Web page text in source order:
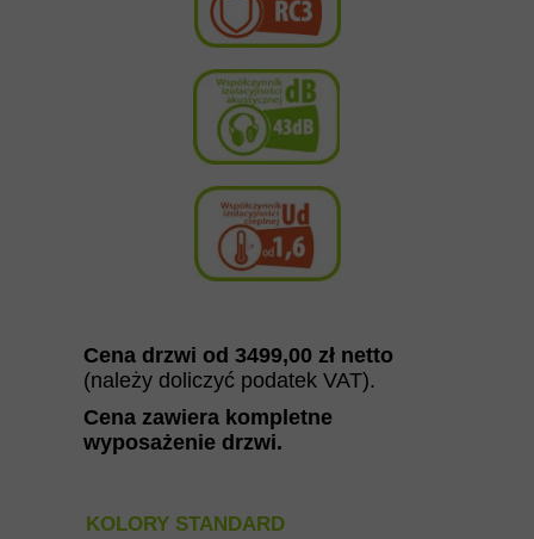
Cena zawiera kompletne
wyposażenie drzwi.
Cena drzwi od 3499,00 zł netto
(należy doliczyć podatek VAT).
KOLORY STANDARD